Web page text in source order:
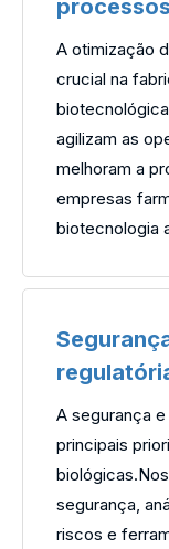
processos
A otimização
crucial na
agilizam as
melhoram a
empresas
biotecnologia
A segurança
principais
segurança,
riscos e